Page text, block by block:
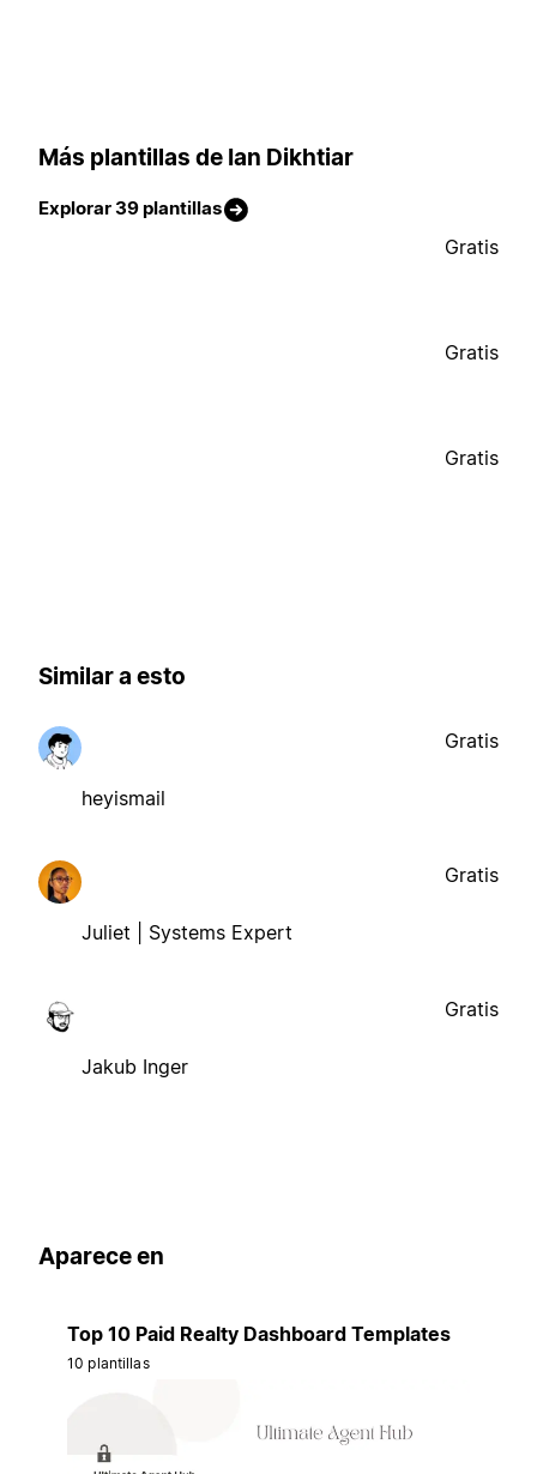
Más plantillas de Ian Dikhtiar
Explorar 39 plantillas
Gratis
Gratis
Gratis
Similar a esto
heyismail
Gratis
Juliet | Systems Expert
Gratis
Jakub Inger
Gratis
Aparece en
Top 10 Paid Realty Dashboard Templates
10 plantillas